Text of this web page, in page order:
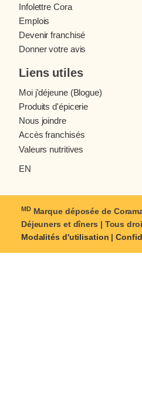
Infolettre Cora
Emplois
Devenir franchisé
Donner votre avis
Liens utiles
Moi j'déjeune (Blogue)
Produits d'épicerie
Nous joindre
Accès franchisés
Valeurs nutritives
EN
MDMarque déposée de
Déjeuners et dîners | Tous
Modalités d'utilisation |